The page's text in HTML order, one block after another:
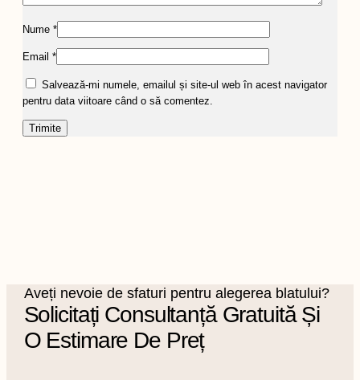
Nume *
Email *
Salvează-mi numele, emailul și site-ul web în acest navigator
pentru data viitoare când o să comentez.
Aveți nevoie de sfaturi pentru alegerea blatului?
Solicitați Consultanță Gratuită Și
O Estimare De Preț